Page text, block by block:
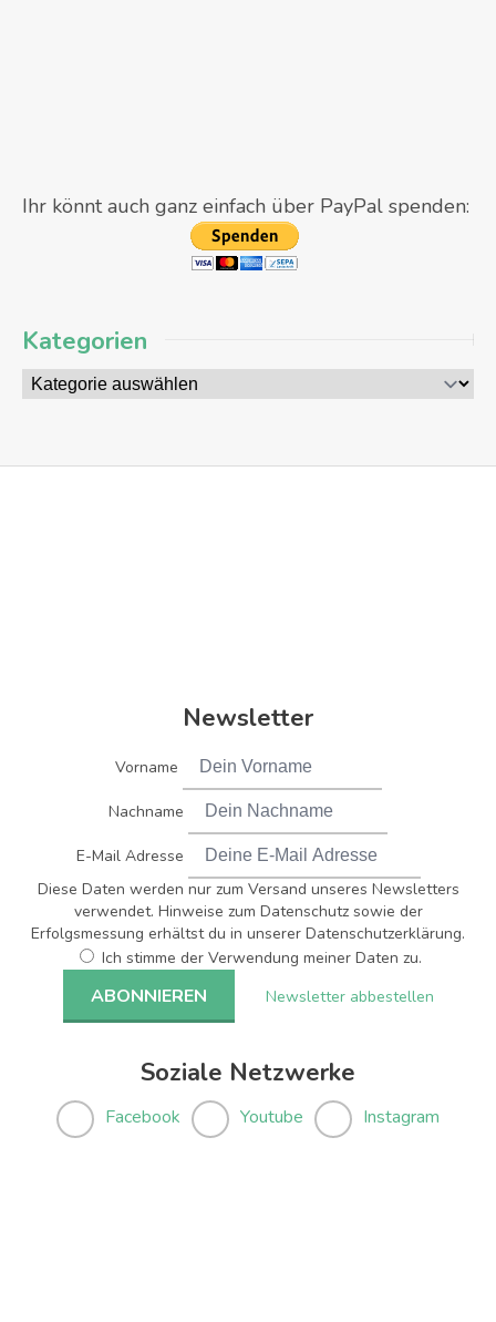
Ihr könnt auch ganz einfach über PayPal spenden:
Kategorien
Newsletter
Vorname
Nachname
E-Mail Adresse
Diese Daten werden nur zum Versand unseres Newsletters
verwendet. Hinweise zum Datenschutz sowie der
Erfolgsmessung erhältst du in unserer Datenschutzerklärung.
Ich stimme der Verwendung meiner Daten zu.
Newsletter abbestellen
Soziale Netzwerke
Facebook Youtube Instagram